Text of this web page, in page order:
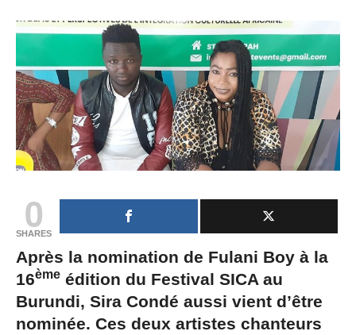
0
SHARES
Après la nomination de Fulani Boy à la
16ème édition du Festival SICA au
Burundi, Sira Condé aussi vient d’être
nominée. Ces deux artistes chanteurs